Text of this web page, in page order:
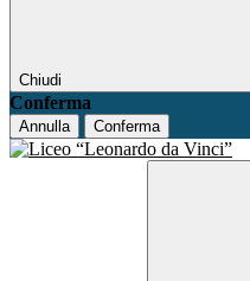
Chiudi
Conferma
Annulla Conferma